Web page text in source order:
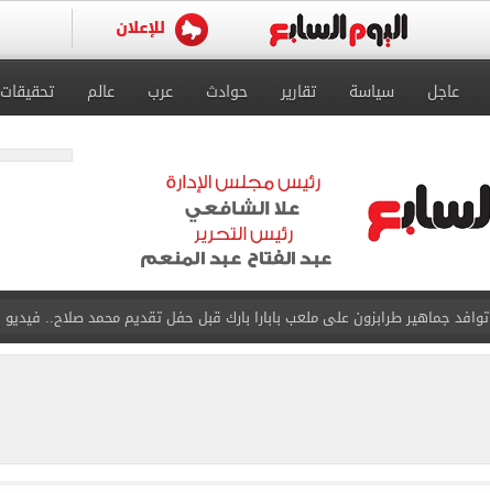
عاجل سياسة تقارير حوادث عرب عالم تحقيقات
غلق كلى بشارع 26 يوليو بالاتجاه القادم من كوبرى 15 مايو لميدان لبنان
محافظ الأقصر يخفض الحد الأدنى لتنسيق القبول بالثانوى العام إلى 232 درجة
ملك قورة تحتفل بخطوبتها في الساحل الشمالي خلال أيام